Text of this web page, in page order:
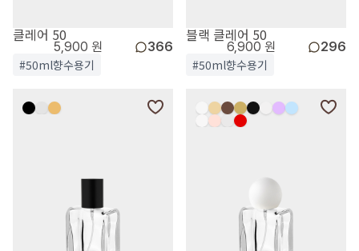
클레어 50
5,900 원 366
#50ml향수용기
블랙 클레어 50
6,900 원 296
#50ml향수용기